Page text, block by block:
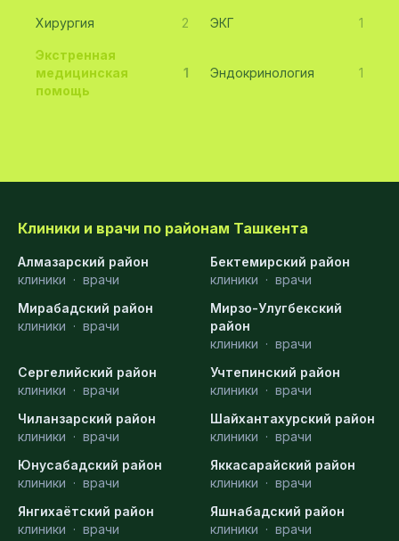
Хирургия 2 ЭКГ 1
Экстренная
медицинская
помощь
1 Эндокринология 1
Клиники и врачи по районам Ташкента
Алмазарский район
клиники · врачи
Бектемирский район
клиники · врачи
Мирабадский район
клиники · врачи
Мирзо-Улугбекский
район
клиники · врачи
Сергелийский район
клиники · врачи
Учтепинский район
клиники · врачи
Чиланзарский район
клиники · врачи
Шайхантахурский район
клиники · врачи
Юнусабадский район
клиники · врачи
Яккасарайский район
клиники · врачи
Янгихаётский район
клиники · врачи
Яшнабадский район
клиники · врачи